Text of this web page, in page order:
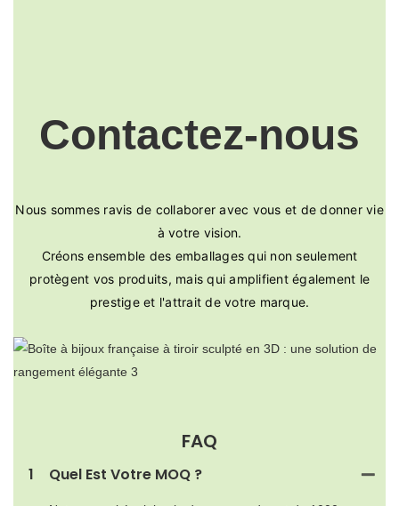
Contactez-nous
Nous sommes ravis de collaborer avec vous et de donner vie
à votre vision.
Créons ensemble des emballages qui non seulement
protègent vos produits, mais qui amplifient également le
prestige et l'attrait de votre marque.
FAQ
1 Quel Est Votre MOQ ?